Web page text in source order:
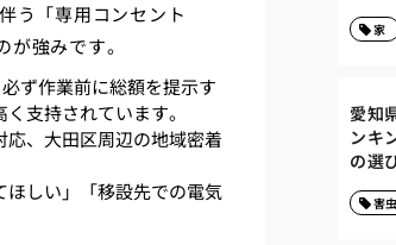
う「専用コンセント
強みです。
ず作業前に総額を提示す
支持されています。
、大田区周辺の地域密着
ほしい」「移設先での電気
家
愛知
ンキ
の選
害虫